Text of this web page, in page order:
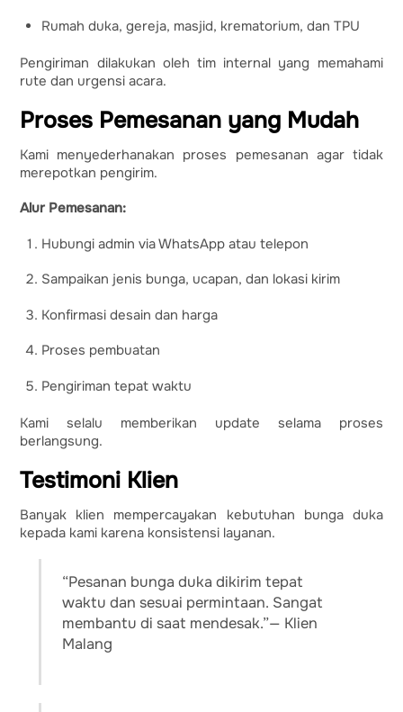
Rumah duka, gereja, masjid, krematorium, dan TPU
Pengiriman dilakukan oleh tim internal yang memahami
rute dan urgensi acara.
Proses Pemesanan yang Mudah
Kami menyederhanakan proses pemesanan agar tidak
merepotkan pengirim.
Alur Pemesanan:
Hubungi admin via WhatsApp atau telepon
Sampaikan jenis bunga, ucapan, dan lokasi kirim
Konfirmasi desain dan harga
Proses pembuatan
Pengiriman tepat waktu
Kami selalu memberikan update selama proses
berlangsung.
Testimoni Klien
Banyak klien mempercayakan kebutuhan bunga duka
kepada kami karena konsistensi layanan.
“Pesanan bunga duka dikirim tepat
waktu dan sesuai permintaan. Sangat
membantu di saat mendesak.”— Klien
Malang